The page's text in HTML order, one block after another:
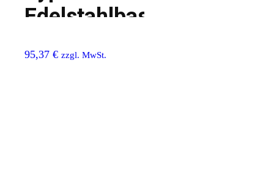
Edelstahlbasis
95,37 € zzgl. MwSt.